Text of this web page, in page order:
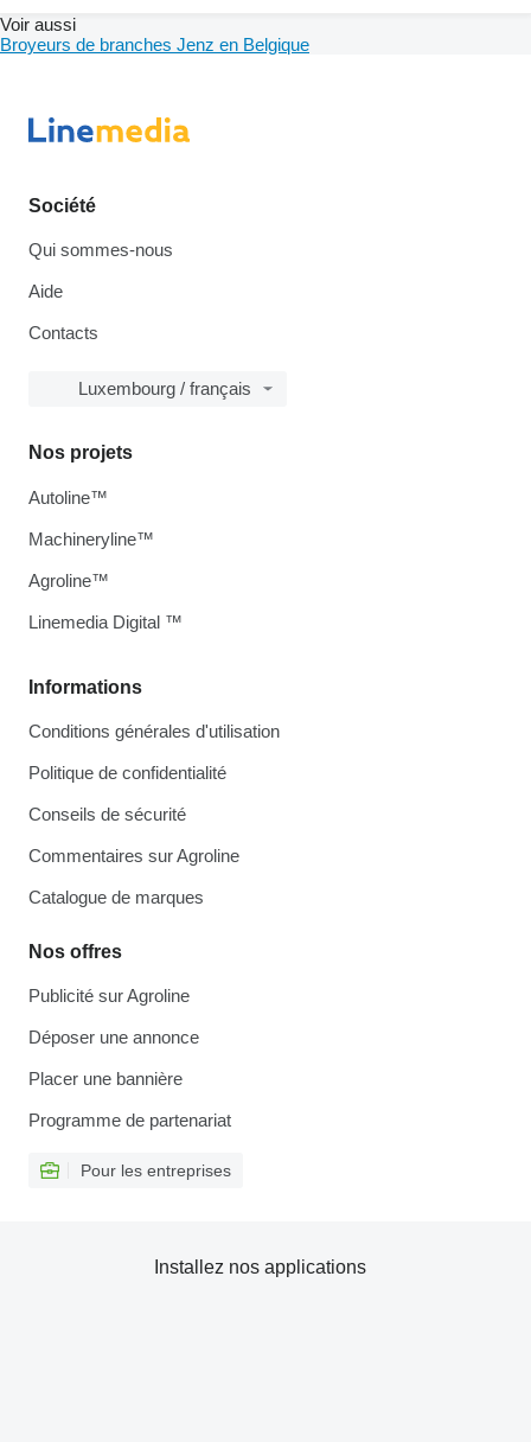
Voir aussi
Broyeurs de branches Jenz en Belgique
Société
Qui sommes-nous
Aide
Contacts
Luxembourg / français
Informations
Conditions générales d'utilisation
Politique de confidentialité
Conseils de sécurité
Commentaires sur Agroline
Catalogue de marques
Nos offres
Publicité sur Agroline
Déposer une annonce
Placer une bannière
Programme de partenariat
Pour les entreprises
Nos projets
Autoline™
Machineryline™
Agroline™
Linemedia Digital ™
Installez nos applications